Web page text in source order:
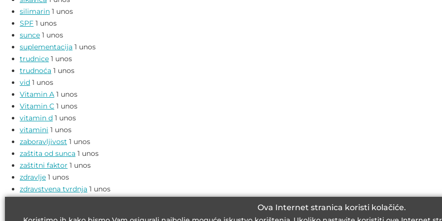
silimarin 1 unos
SPF 1 unos
sunce 1 unos
suplementacija 1 unos
trudnice 1 unos
trudnoća 1 unos
vid 1 unos
Vitamin A 1 unos
Vitamin C 1 unos
vitamin d 1 unos
vitamini 1 unos
zaboravljivost 1 unos
zaštita od sunca 1 unos
zaštitni faktor 1 unos
zdravlje 1 unos
zdravstvena tvrdnja 1 unos
Ova Internet stranica koristi kolačiće.